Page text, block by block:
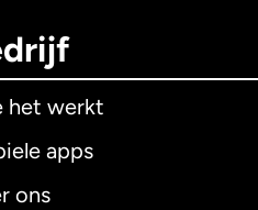
het werkt
apps
ons